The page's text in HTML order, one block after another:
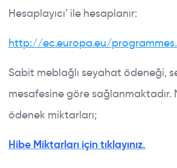
Hesaplayıcı’ ile hesaplanır:
http://ec.europa.eu/
Sabit meblağlı seyahat ödeneği,
mesafesine göre sağlanmaktadır.
ödenek miktarları;
Hibe Miktarları için tıklayınız.